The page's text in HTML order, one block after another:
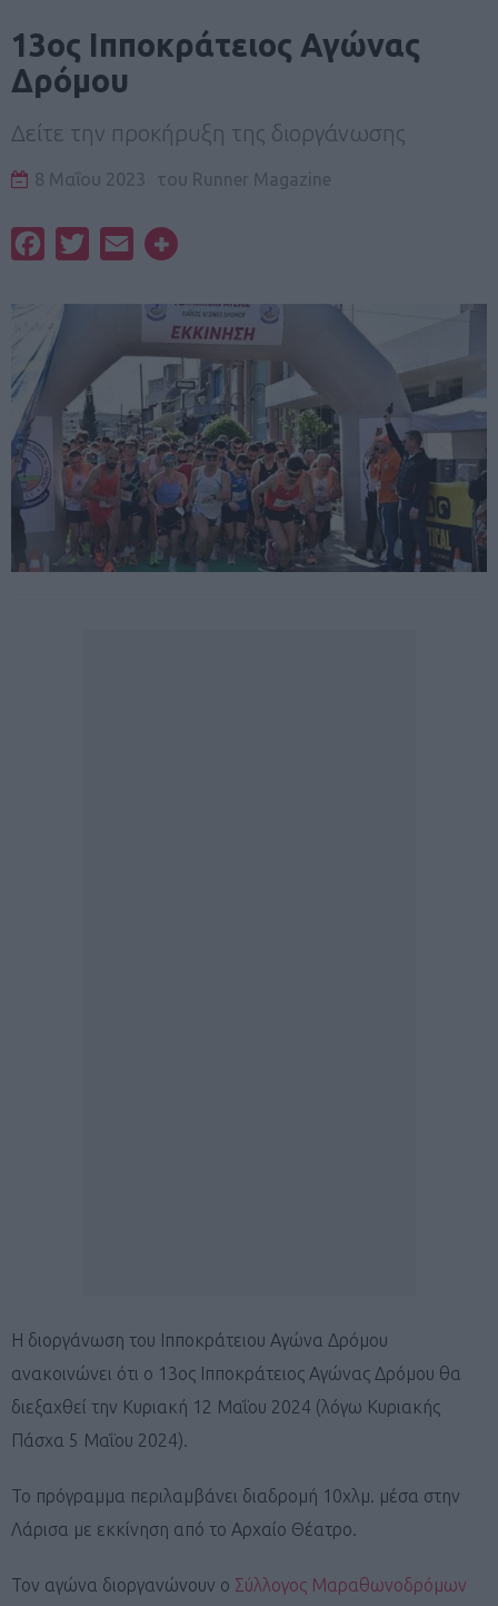
13ος Ιπποκράτειος Αγώνας
Δρόμου
Δείτε την προκήρυξη της διοργάνωσης
8 Μαΐου 2023 του Runner Magazine
FacebookTwitterEmail
Η διοργάνωση του Ιπποκράτειου Αγώνα Δρόμου
ανακοινώνει ότι ο 13ος Ιπποκράτειος Αγώνας Δρόμου θα
διεξαχθεί την Κυριακή 12 Μαΐου 2024 (λόγω Κυριακής
Πάσχα 5 Μαΐου 2024).
Το πρόγραμμα περιλαμβάνει διαδρομή 10χλμ. μέσα στην
Λάρισα με εκκίνηση από το Αρχαίο Θέατρο.
Τον αγώνα διοργανώνουν ο Σύλλογος Μαραθωνοδρόμων